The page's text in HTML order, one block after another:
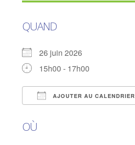
QUAND
26 juin 2026
15h00 - 17h00
AJOUTER AU CALENDRIER
OÙ